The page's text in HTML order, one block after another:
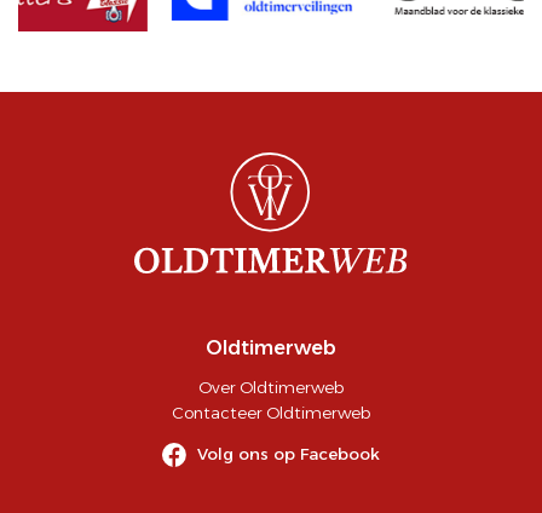
Oldtimerweb
Over Oldtimerweb
Contacteer Oldtimerweb
Volg ons op Facebook